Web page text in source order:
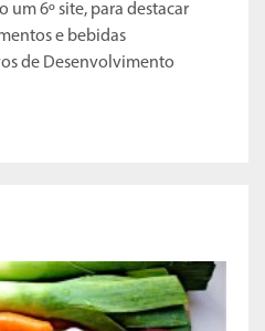
um 6º site, para destacar
e bebidas
de Desenvolvimento